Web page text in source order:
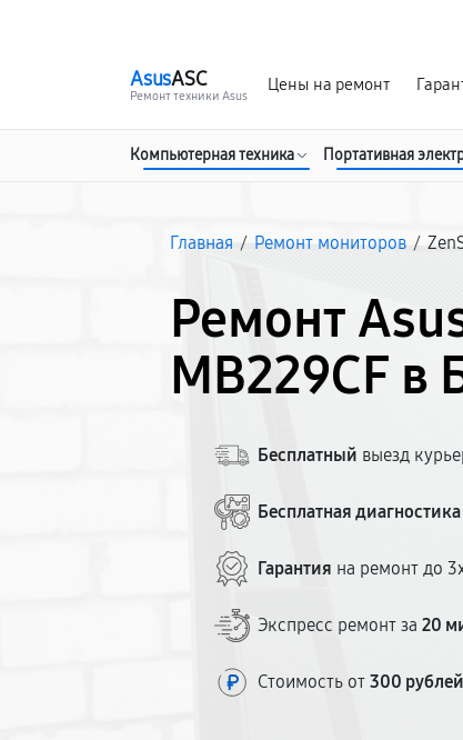
AsusASC
Ремонт техники Asus
Цены на ремонт
Компьютерная техника Портативная
Главная / Ремонт мониторов /
Ремонт
MB229CF в
Бесплатный выезд
Бесплатная диагностика
Гарантия на ремонт до
Экспресс ремонт за20
Стоимость от300 рублей